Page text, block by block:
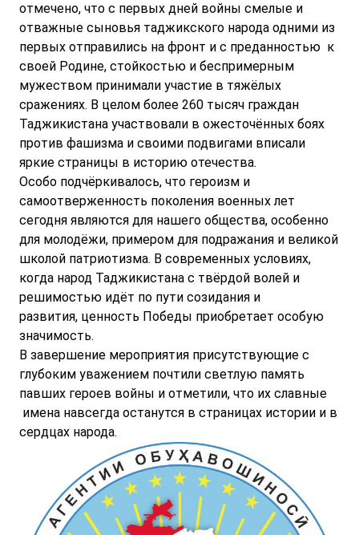
отмечено, что с первых дней войны смелые и
отважные сыновья таджикского народа одними из
первых отправились на фронт и с преданностью к
своей Родине, стойкостью и беспримерным
мужеством принимали участие в тяжёлых
сражениях. В целом более 260 тысяч граждан
Таджикистана участвовали в ожесточённых боях
против фашизма и своими подвигами вписали
яркие страницы в историю отечества.
Особо подчёркивалось, что героизм и
самоотверженность поколения военных лет
сегодня являются для нашего общества, особенно
для молодёжи, примером для подражания и великой
школой патриотизма. В современных условиях,
когда народ Таджикистана с твёрдой волей и
решимостью идёт по пути созидания и
развития, ценность Победы приобретает особую
значимость.
В завершение мероприятия присутствующие с
глубоким уважением почтили светлую память
павших героев войны и отметили, что их славные
имена навсегда останутся в страницах истории и в
сердцах народа.